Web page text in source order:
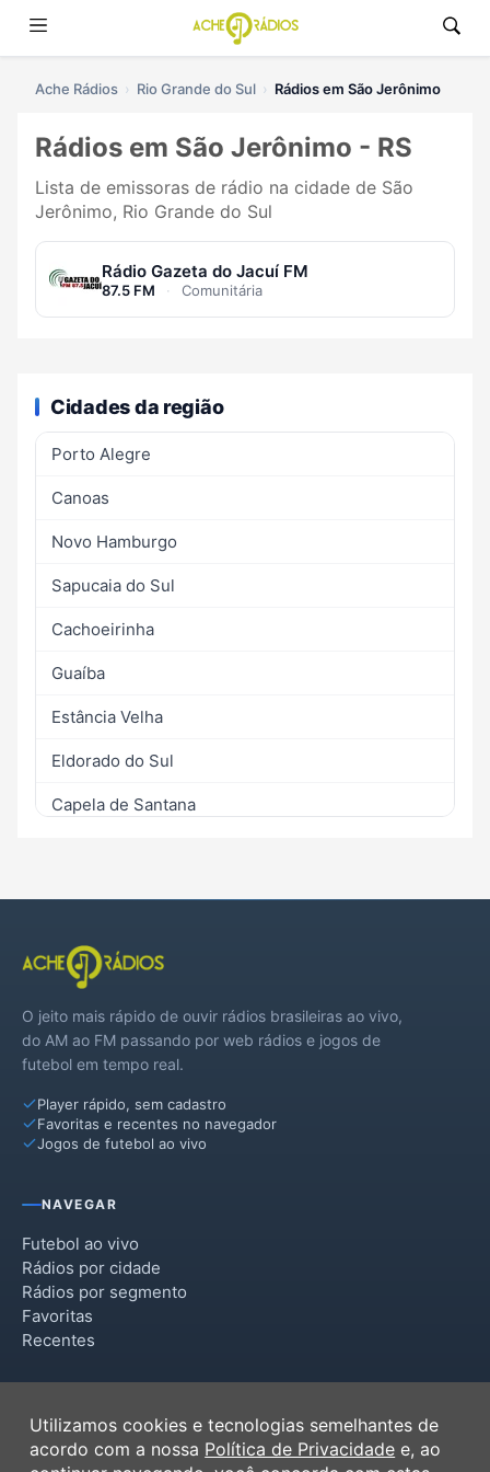
Ache Rádios Rio Grande do Sul Rádios em São Jerônimo
Rádios em São Jerônimo - RS
Lista de emissoras de rádio na cidade de São
Jerônimo, Rio Grande do Sul
Rádio Gazeta do Jacuí FM
87.5 FM · Comunitária
Cidades da região
Porto Alegre
Canoas
Novo Hamburgo
Sapucaia do Sul
Cachoeirinha
Guaíba
Estância Velha
Eldorado do Sul
Capela de Santana
Araricá
Arroio dos Ratos
Barão do Triunfo
Butiá
Campo Bom
Charqueadas
Dois Irmãos
Dom Feliciano
Esteio
Glorinha
Gravataí
O jeito mais rápido de ouvir rádios brasileiras ao vivo,
do AM ao FM passando por web rádios e jogos de
futebol em tempo real.
Player rápido, sem cadastro
Favoritas e recentes no navegador
Jogos de futebol ao vivo
NAVEGAR
Futebol ao vivo
Rádios por cidade
Rádios por segmento
Favoritas
Recentes
Termos de Uso
Política de Privacidade
Utilizamos cookies e tecnologias semelhantes de
acordo com a nossa Política de Privacidade e, ao